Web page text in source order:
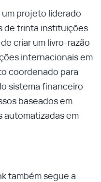
projeto liderado
de trinta instituições
criar um livro-razão
internacionais em
coordenado para
sistema financeiro
baseados em
automatizadas em
também segue a